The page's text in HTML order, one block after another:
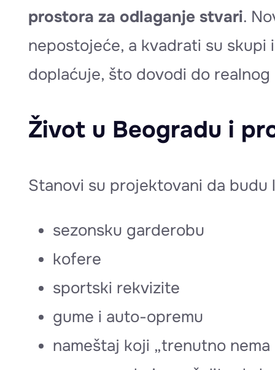
prostora za odlaganje stvari.
nepostojeće, a kvadrati su
doplaćuje, što dovodi do
Život u Beogradu i
Stanovi su projektovani da budu
sezonsku garderobu
kofere
sportski rekvizite
gume i auto-opremu
nameštaj koji „trenutno nema